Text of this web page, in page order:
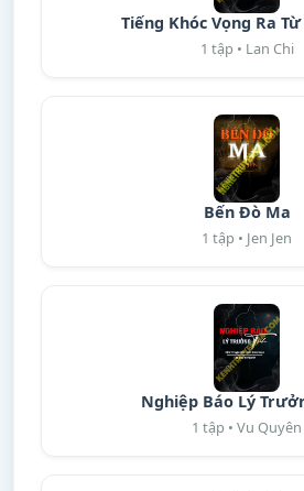
Tiếng Khóc Vọng Ra
1 tập • Lan Chi
Bến Đò Ma
1 tập • Jen Jen
Nghiệp Báo Lý
1 tập • Vu Quyên